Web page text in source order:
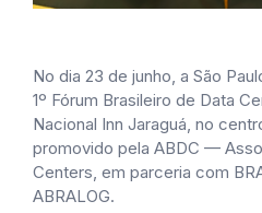
No dia 23 de junho, a São
1º Fórum Brasileiro de Data
Nacional Inn Jaraguá, no
promovido pela ABDC —
Centers, em parceria com
ABRALOG.